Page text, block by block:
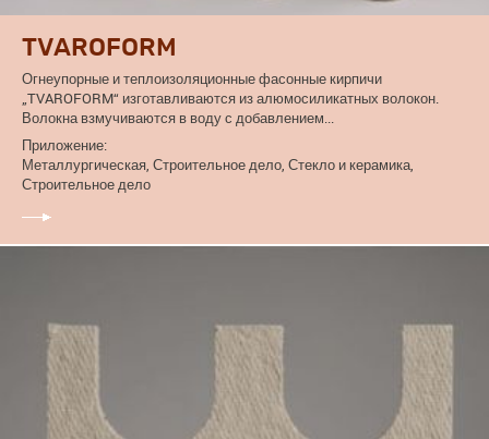
TVAROFORM
Огнеупорные и теплоизоляционные фасонные кирпичи
„TVAROFORM“ изготавливаются из алюмосиликатных волокон.
Волокна взмучиваются в воду с добавлением...
Приложение:
Металлургическая, Строительное дело, Стекло и керамика,
Строительное дело